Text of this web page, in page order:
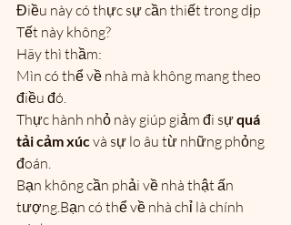
Điều này có thực sự cần thiết trong dịp
Tết này không?
Hãy thì thầm:
Mìn có thể về nhà mà không mang theo
điều đó.
Thực hành nhỏ này giúp giảm đi sự quá
tải cảm xúc và sự lo âu từ những phỏng
đoán.
Bạn không cần phải về nhà thật ấn
tượng.Bạn có thể về nhà chỉ là chính